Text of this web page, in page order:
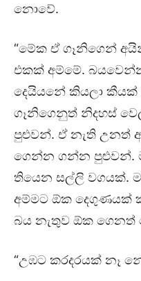
නොවේ.
“මේක ඒ ගෑනිගෙන්
එකක් අම්මේ. බයවෙන්න
දෙයියනේ කියලා
ගෑනිගෙනුත් නිදහස්
පුළුවන්. ඒ නැති උනත්
ගෙන්න ගන්න පුළුවන්.
තියෙන සල්ලි වගයක්.
අම්මට ඕක දෙගුණයක්
බය නැතුව ඕක ගෙනත්
“උඹට කරදරයක් නෑ